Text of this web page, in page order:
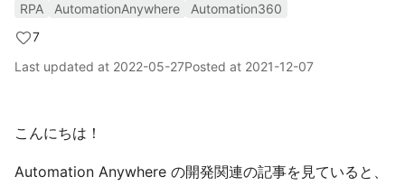
RPA AutomationAnywhere
Automation360
7
Last updated at 2022-05-27Posted at 2021-12-07
こんにちは！
Automation Anywhere の開発関連の記事を見ていると、